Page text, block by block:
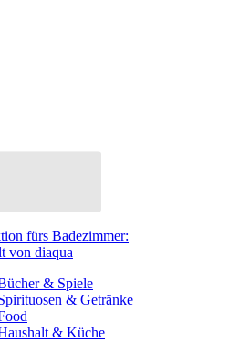
fürs Badezimmer:
von diaqua
& Spiele
& Getränke
& Küche